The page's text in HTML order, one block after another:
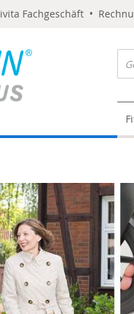
Fachgeschäft •